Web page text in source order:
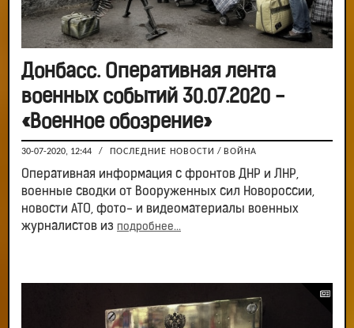
Донбасс. Оперативная лента
военных событий 30.07.2020 -
«Военное обозрение»
30-07-2020, 12:44 / ПОСЛЕДНИЕ НОВОСТИ / ВОЙНА
Оперативная информация с фронтов ДНР и ЛНР,
военные сводки от Вооруженных сил Новороссии,
новости АТО, фото- и видеоматериалы военных
журналистов из подробнее...